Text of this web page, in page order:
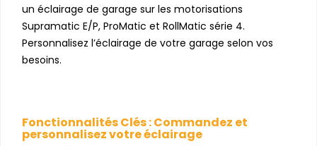
un éclairage de garage sur les motorisations
Supramatic E/P, ProMatic et RollMatic série 4.
Personnalisez l’éclairage de votre garage selon vos
besoins.
Fonctionnalités Clés : Commandez et
personnalisez votre éclairage